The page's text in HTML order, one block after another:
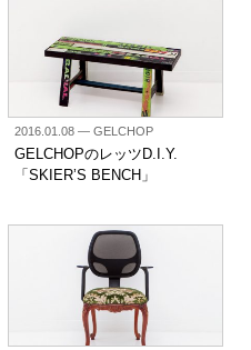
2016.01.08— GELCHOP
GELCHOPのレッツD.I.Y.
「SKIER’S BENCH」